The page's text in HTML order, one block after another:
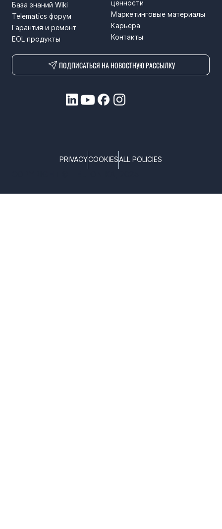
ценности
Маркетинговые материалы
Карьера
Контакты
База знаний Wiki
Telematics форум
Гарантия и ремонт
EOL продукты
ПОДПИСАТЬСЯ НА НОВОСТНУЮ РАССЫЛКУ
PRIVACYCOOKIESALL POLICIES